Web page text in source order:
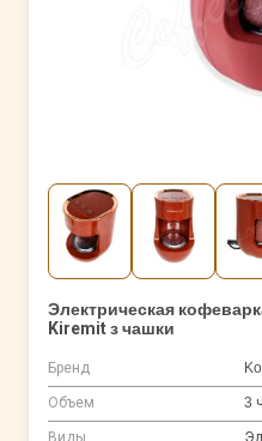
Электрическая
Kiremit з чашки
Бренд
Объем 3
Виды